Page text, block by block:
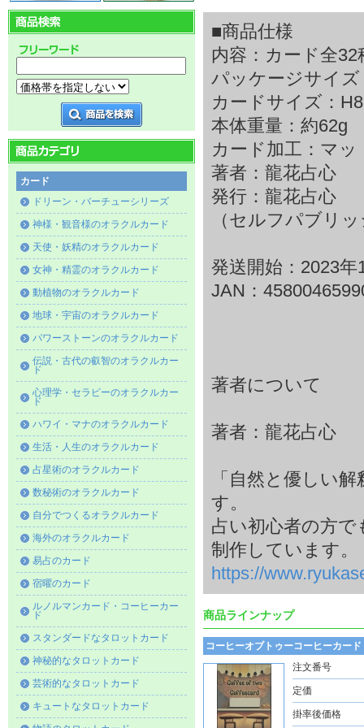
カード
ドリーン・バーチューシリーズ
神様・観音様のオラクルカード
天使・妖精のオラクルカード
女神・精霊のオラクルカード
動植物のオラクルカード
地球・宇宙のオラクルカード
パワーストーンのオラクルカード
伝説・古代の叡智のオラクルカー
ド
心理学・セラピーのオラクルカー
ド
ハワイ・マナのオラクルカード
生活・人生のオラクルカード
占星術のオラクルカード
数秘術のオラクルカード
自分でつくるオラクルカード
海外のオラクルカード
易占のカード
宿曜のカード
ルノルマンカード・コーヒーカー
ド
スタンダードなタロットカード
神秘的なタロットカード
芸術的なタロットカード
キュートなタロットカード
■商品仕様
内容：カード全
パッケージサイズ
カードサイズ：
本体重量：約62g
カード加工：マッ
著者：龍花占心
発行：龍花占心
（セルフパブリ
発送開始：2023年
JAN：
著者について
著者：龍花占心
「自然と優しい
す。
占い初心者の方
制作しています。
https://
商品ラインナップ
コーヒーオブトゥーコーヒーカード
注文番号
定価
掛率後価格